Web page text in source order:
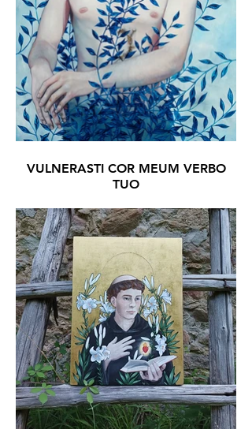
VULNERASTI COR MEUM VERBO
TUO